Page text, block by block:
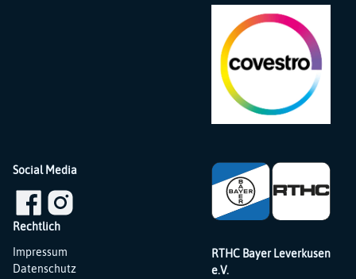
Social Media
Rechtlich
Navigation
überspringen
Impressum
Datenschutz
RTHC Bayer Leverkusen
e.V.